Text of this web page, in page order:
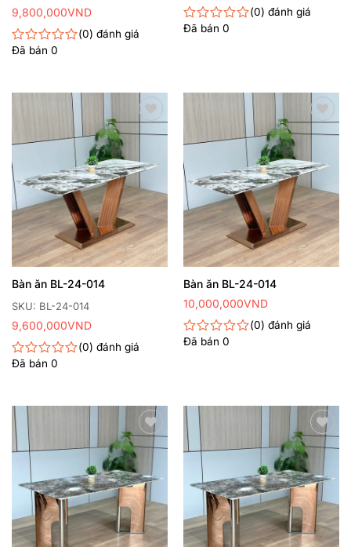
Được
0
0
đánh giá
Đã bán 0
9,800,000VND
Được
sao
0
đánh giá
Đã bán 0
Thêm
SKU: BL-24-014
Bàn ăn BL-24-014
Được
0
5
sao
0
đánh giá
Đã bán 0
9,600,000VND
Thêm
Bàn ăn BL-24-014
Được
sao
0
đánh giá
Đã bán 0
10,000,000VND
Thêm
yêu
Thêm
yêu